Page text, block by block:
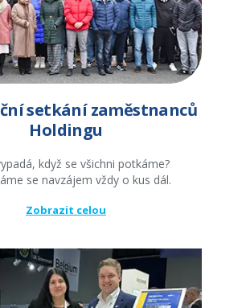
setkání zaměstnanců
Holdingu
když se všichni potkáme?
se navzájem vždy o kus dál.
Zobrazit celou